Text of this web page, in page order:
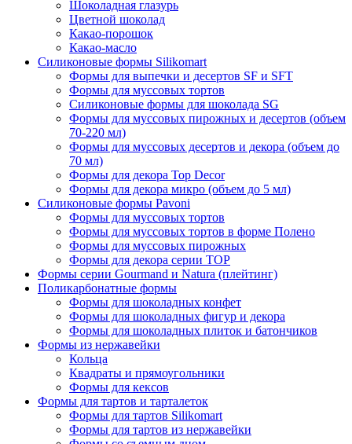
Шоколадная глазурь
Цветной шоколад
Какао-порошок
Какао-масло
Силиконовые формы Silikomart
Формы для выпечки и десертов SF и SFT
Формы для муссовых тортов
Силиконовые формы для шоколада SG
Формы для муссовых пирожных и десертов (объем
70-220 мл)
Формы для муссовых десертов и декора (объем до
70 мл)
Формы для декора Top Decor
Формы для декора микро (объем до 5 мл)
Силиконовые формы Pavoni
Формы для муссовых тортов
Формы для муссовых тортов в форме Полено
Формы для муссовых пирожных
Формы для декора серии TOP
Формы серии Gourmand и Natura (плейтинг)
Поликарбонатные формы
Формы для шоколадных конфет
Формы для шоколадных фигур и декора
Формы для шоколадных плиток и батончиков
Формы из нержавейки
Кольца
Квадраты и прямоугольники
Формы для кексов
Формы для тартов и тарталеток
Формы для тартов Silikomart
Формы для тартов из нержавейки